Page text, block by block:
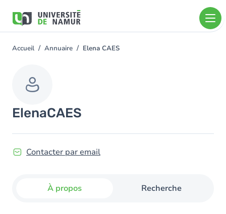
contenu
You
Accueil Annuaire Elena CAES
ElenaCAES
Contacter par email
À propos Recherche